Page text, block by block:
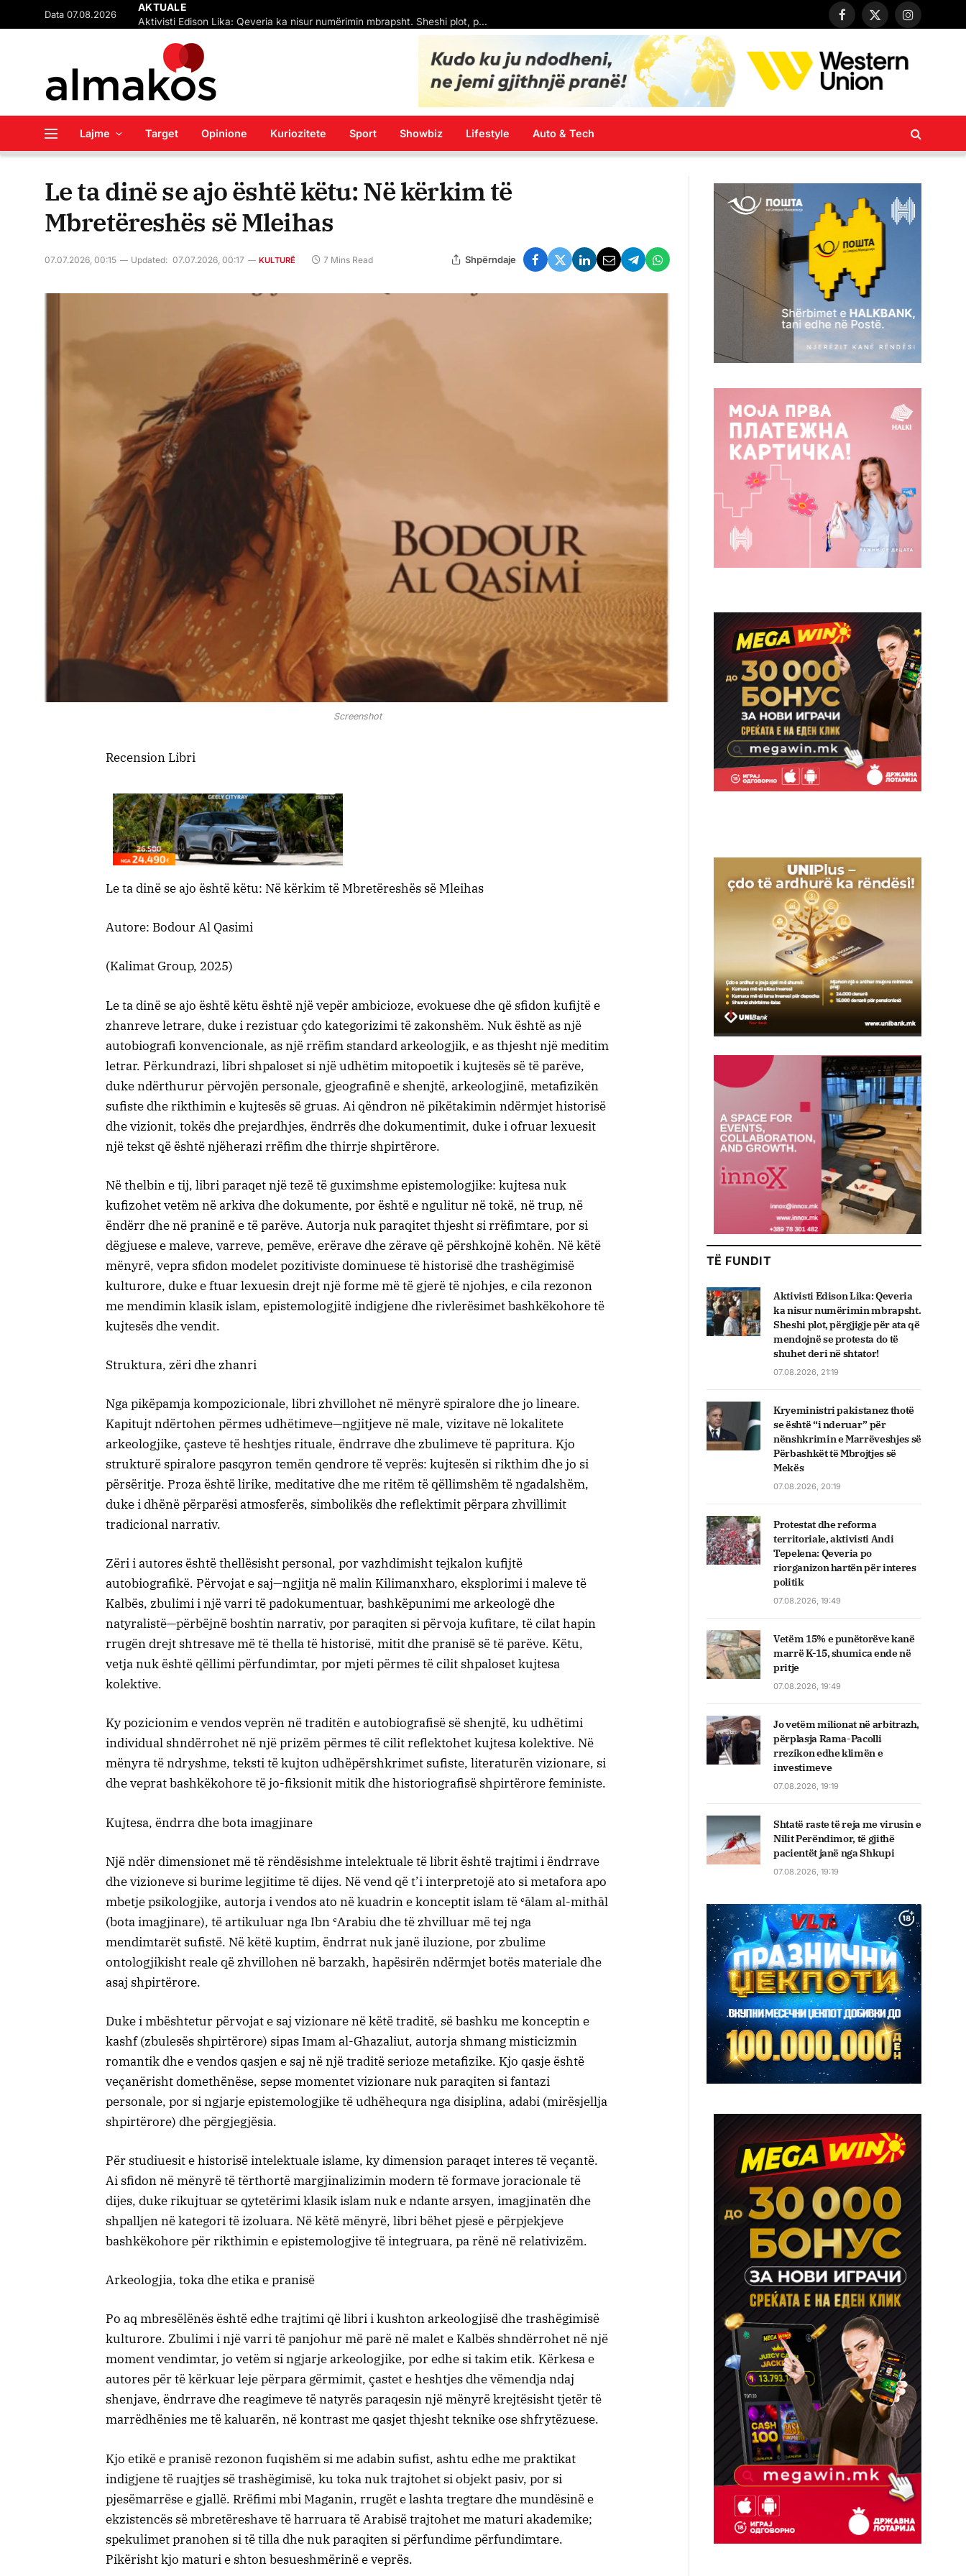
Data 07.08.2026 AKTUALE
Facebook
X
Instagram
Lajme Target Opinione Kuriozitete Sport Showbiz Lifestyle Auto & Tech
Le ta dinë se ajo është këtu: Në kërkim të
Mbretëreshës së Mleihas
07.07.2026, 00:15 Updated: 07.07.2026, 00:17 KULTURË 7 Mins Read Shpërndaje
Screenshot
Recension Libri
Le ta dinë se ajo është këtu: Në kërkim të Mbretëreshës së Mleihas
Autore: Bodour Al Qasimi
(Kalimat Group, 2025)
Le ta dinë se ajo është këtu është një vepër ambicioze, evokuese dhe që sfidon kufijtë e
zhanreve letrare, duke i rezistuar çdo kategorizimi të zakonshëm. Nuk është as një
autobiografi konvencionale, as një rrëfim standard arkeologjik, e as thjesht një meditim
letrar. Përkundrazi, libri shpaloset si një udhëtim mitopoetik i kujtesës së të parëve,
duke ndërthurur përvojën personale, gjeografinë e shenjtë, arkeologjinë, metafizikën
sufiste dhe rikthimin e kujtesës së gruas. Ai qëndron në pikëtakimin ndërmjet historisë
dhe vizionit, tokës dhe prejardhjes, ëndrrës dhe dokumentimit, duke i ofruar lexuesit
një tekst që është njëherazi rrëfim dhe thirrje shpirtërore.
Në thelbin e tij, libri paraqet një tezë të guximshme epistemologjike: kujtesa nuk
kufizohet vetëm në arkiva dhe dokumente, por është e ngulitur në tokë, në trup, në
ëndërr dhe në praninë e të parëve. Autorja nuk paraqitet thjesht si rrëfimtare, por si
dëgjuese e maleve, varreve, pemëve, erërave dhe zërave që përshkojnë kohën. Në këtë
mënyrë, vepra sfidon modelet pozitiviste dominuese të historisë dhe trashëgimisë
kulturore, duke e ftuar lexuesin drejt një forme më të gjerë të njohjes, e cila rezonon
me mendimin klasik islam, epistemologjitë indigjene dhe rivlerësimet bashkëkohore të
kujtesës dhe vendit.
Struktura, zëri dhe zhanri
Nga pikëpamja kompozicionale, libri zhvillohet në mënyrë spiralore dhe jo lineare.
Kapitujt ndërtohen përmes udhëtimeve—ngjitjeve në male, vizitave në lokalitete
arkeologjike, çasteve të heshtjes rituale, ëndrrave dhe zbulimeve të papritura. Kjo
strukturë spiralore pasqyron temën qendrore të veprës: kujtesën si rikthim dhe jo si
përsëritje. Proza është lirike, meditative dhe me ritëm të qëllimshëm të ngadalshëm,
duke i dhënë përparësi atmosferës, simbolikës dhe reflektimit përpara zhvillimit
tradicional narrativ.
Zëri i autores është thellësisht personal, por vazhdimisht tejkalon kufijtë
autobiografikë. Përvojat e saj—ngjitja në malin Kilimanxharo, eksplorimi i maleve të
Kalbës, zbulimi i një varri të padokumentuar, bashkëpunimi me arkeologë dhe
natyralistë—përbëjnë boshtin narrativ, por paraqiten si përvoja kufitare, të cilat hapin
rrugën drejt shtresave më të thella të historisë, mitit dhe pranisë së të parëve. Këtu,
vetja nuk është qëllimi përfundimtar, por mjeti përmes të cilit shpaloset kujtesa
kolektive.
Ky pozicionim e vendos veprën në traditën e autobiografisë së shenjtë, ku udhëtimi
individual shndërrohet në një prizëm përmes të cilit reflektohet kujtesa kolektive. Në
mënyra të ndryshme, teksti të kujton udhëpërshkrimet sufiste, literaturën vizionare, si
dhe veprat bashkëkohore të jo-fiksionit mitik dhe historiografisë shpirtërore feministe.
Kujtesa, ëndrra dhe bota imagjinare
Një ndër dimensionet më të rëndësishme intelektuale të librit është trajtimi i ëndrrave
dhe vizioneve si burime legjitime të dijes. Në vend që t’i interpretojë ato si metafora apo
mbetje psikologjike, autorja i vendos ato në kuadrin e konceptit islam të ʿālam al-mithāl
(bota imagjinare), të artikuluar nga Ibn ʿArabiu dhe të zhvilluar më tej nga
mendimtarët sufistë. Në këtë kuptim, ëndrrat nuk janë iluzione, por zbulime
ontologjikisht reale që zhvillohen në barzakh, hapësirën ndërmjet botës materiale dhe
asaj shpirtërore.
Duke i mbështetur përvojat e saj vizionare në këtë traditë, së bashku me konceptin e
kashf (zbulesës shpirtërore) sipas Imam al-Ghazaliut, autorja shmang misticizmin
romantik dhe e vendos qasjen e saj në një traditë serioze metafizike. Kjo qasje është
veçanërisht domethënëse, sepse momentet vizionare nuk paraqiten si fantazi
personale, por si ngjarje epistemologjike të udhëhequra nga disiplina, adabi (mirësjellja
shpirtërore) dhe përgjegjësia.
Për studiuesit e historisë intelektuale islame, ky dimension paraqet interes të veçantë.
Ai sfidon në mënyrë të tërthortë margjinalizimin modern të formave joracionale të
dijes, duke rikujtuar se qytetërimi klasik islam nuk e ndante arsyen, imagjinatën dhe
shpalljen në kategori të izoluara. Në këtë mënyrë, libri bëhet pjesë e përpjekjeve
bashkëkohore për rikthimin e epistemologjive të integruara, pa rënë në relativizëm.
Arkeologjia, toka dhe etika e pranisë
Po aq mbresëlënës është edhe trajtimi që libri i kushton arkeologjisë dhe trashëgimisë
kulturore. Zbulimi i një varri të panjohur më parë në malet e Kalbës shndërrohet në një
moment vendimtar, jo vetëm si ngjarje arkeologjike, por edhe si takim etik. Kërkesa e
autores për të kërkuar leje përpara gërmimit, çastet e heshtjes dhe vëmendja ndaj
shenjave, ëndrrave dhe reagimeve të natyrës paraqesin një mënyrë krejtësisht tjetër të
marrëdhënies me të kaluarën, në kontrast me qasjet thjesht teknike ose shfrytëzuese.
Kjo etikë e pranisë rezonon fuqishëm si me adabin sufist, ashtu edhe me praktikat
indigjene të ruajtjes së trashëgimisë, ku toka nuk trajtohet si objekt pasiv, por si
pjesëmarrëse e gjallë. Rrëfimi mbi Maganin, rrugët e lashta tregtare dhe mundësinë e
ekzistencës së mbretëreshave të harruara të Arabisë trajtohet me maturi akademike;
spekulimet pranohen si të tilla dhe nuk paraqiten si përfundime përfundimtare.
Pikërisht kjo maturi e shton besueshmërinë e veprës.
TË FUNDIT
Aktivisti Edison Lika: Qeveria
ka nisur numërimin mbrapsht.
Sheshi plot, përgjigje për ata që
mendojnë se protesta do të
shuhet deri në shtator!
07.08.2026, 21:19
Kryeministri pakistanez thotë
se është “i nderuar” për
nënshkrimin e Marrëveshjes së
Përbashkët të Mbrojtjes së
Mekës
07.08.2026, 20:19
Protestat dhe reforma
territoriale, aktivisti Andi
Tepelena: Qeveria po
riorganizon hartën për interes
politik
07.08.2026, 19:49
Vetëm 15% e punëtorëve kanë
marrë K-15, shumica ende në
pritje
07.08.2026, 19:49
Jo vetëm milionat në arbitrazh,
përplasja Rama-Pacolli
rrezikon edhe klimën e
investimeve
07.08.2026, 19:19
Shtatë raste të reja me virusin e
Nilit Perëndimor, të gjithë
pacientët janë nga Shkupi
07.08.2026, 19:19